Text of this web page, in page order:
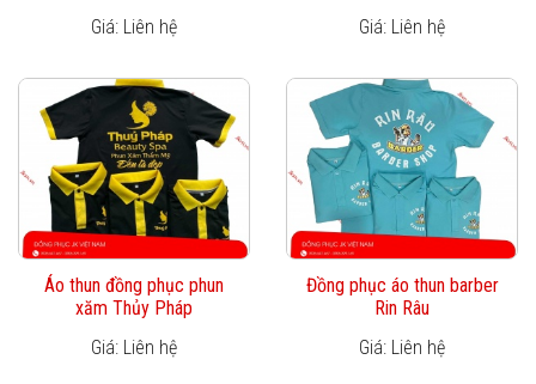
Giá: Liên hệ
Giá: Liên hệ
Áo thun đồng phục phun
xăm Thủy Pháp
Giá: Liên hệ
Đồng phục áo thun barber
Rin Râu
Giá: Liên hệ